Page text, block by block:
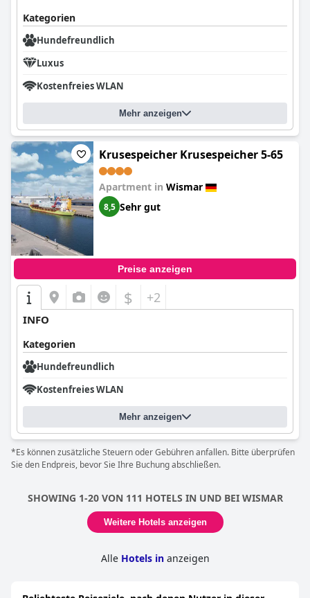
Kategorien
Hundefreundlich
Luxus
Kostenfreies WLAN
Mehr anzeigen
Krusespeicher Krusespeicher 5-65
Apartment in Wismar
8,5 Sehr gut
Preise anzeigen
$ +2
INFO
Kategorien
Hundefreundlich
Kostenfreies WLAN
Mehr anzeigen
*Es können zusätzliche Steuern oder Gebühren anfallen. Bitte überprüfen
Sie den Endpreis, bevor Sie Ihre Buchung abschließen.
SHOWING 1-20 VON 111 HOTELS IN UND BEI WISMAR
Weitere Hotels anzeigen
Alle Hotels in anzeigen